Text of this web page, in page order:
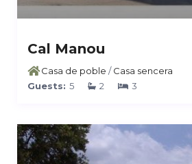
Cal Manou
Casa de poble /Casa sencera
Guests: 5 2 3